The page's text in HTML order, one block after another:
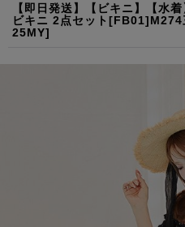
【即日発送】【ビキニ】【水
ビキニ 2点セット[FB01]M274
25MY]